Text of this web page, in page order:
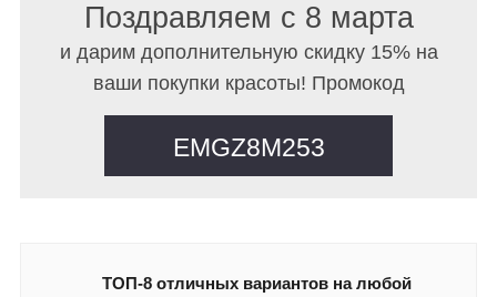
Поздравляем с 8 марта
и дарим дополнительную скидку 15% на
ваши покупки красоты! Промокод
EMGZ8M253
ТОП-8 отличных вариантов на любой